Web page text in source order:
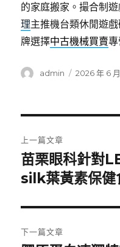
的家庭搬家。撮合制
理主推機台類休閒遊
牌選擇中古機械買賣
作
admin
發
2026 年 6
章
導
覽
上一篇文章
上
一
文
章:
苗栗眼科針對
silk葉黃素保健
下一篇文章